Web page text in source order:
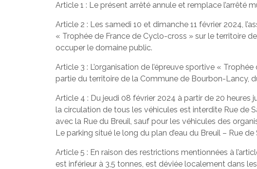
Article 1 : Le présent arrêté annule et remplace l’arrêté
Article 2 : Les samedi 10 et dimanche 11 février 2024,
« Trophée de France de Cyclo-cross » sur le territoire
occuper le domaine public.
Article 3 : L’organisation de l’épreuve sportive «
partie du territoire de la Commune de Bourbon-Lancy,
Article 4 : Du jeudi 08 février 2024 à partir de 20 heures
la circulation de tous les véhicules est interdite Rue de
avec la Rue du Breuil, sauf pour les véhicules des
Le parking situé le long du plan d’eau du Breuil – Rue
Article 5 : En raison des restrictions mentionnées à
est inférieur à 3,5 tonnes, est déviée localement dans